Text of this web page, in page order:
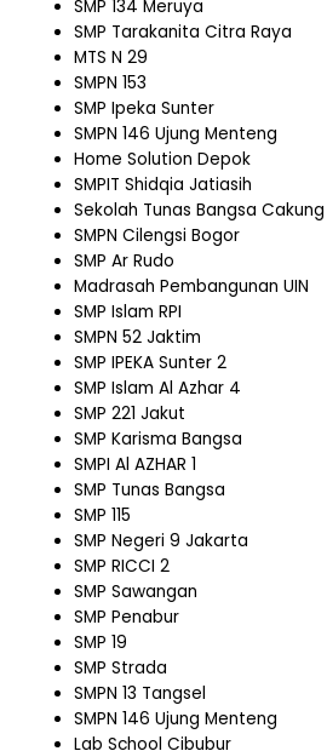
SMP 134 Meruya
SMP Tarakanita Citra Raya
MTS N 29
SMPN 153
SMP Ipeka Sunter
SMPN 146 Ujung Menteng
Home Solution Depok
SMPIT Shidqia Jatiasih
Sekolah Tunas Bangsa Cakung
SMPN Cilengsi Bogor
SMP Ar Rudo
Madrasah Pembangunan UIN
SMP Islam RPI
SMPN 52 Jaktim
SMP IPEKA Sunter 2
SMP Islam Al Azhar 4
SMP 221 Jakut
SMP Karisma Bangsa
SMPI Al AZHAR 1
SMP Tunas Bangsa
SMP 115
SMP Negeri 9 Jakarta
SMP RICCI 2
SMP Sawangan
SMP Penabur
SMP 19
SMP Strada
SMPN 13 Tangsel
SMPN 146 Ujung Menteng
Lab School Cibubur